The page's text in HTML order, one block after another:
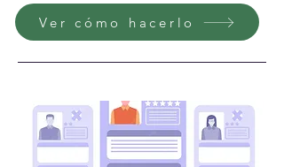
Ver cómo hacerlo